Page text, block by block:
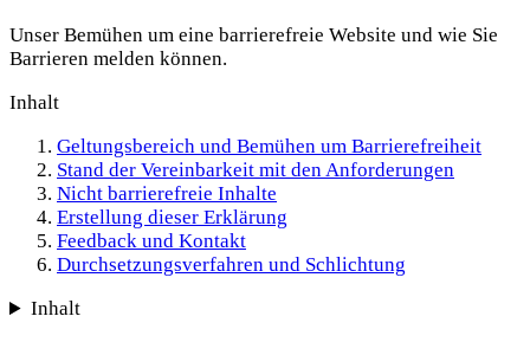
Unser Bemühen um eine barrierefreie Website und wie Sie
Barrieren melden können.
Inhalt
Geltungsbereich und Bemühen um Barrierefreiheit
Stand der Vereinbarkeit mit den Anforderungen
Nicht barrierefreie Inhalte
Erstellung dieser Erklärung
Feedback und Kontakt
Durchsetzungsverfahren und Schlichtung
Inhalt